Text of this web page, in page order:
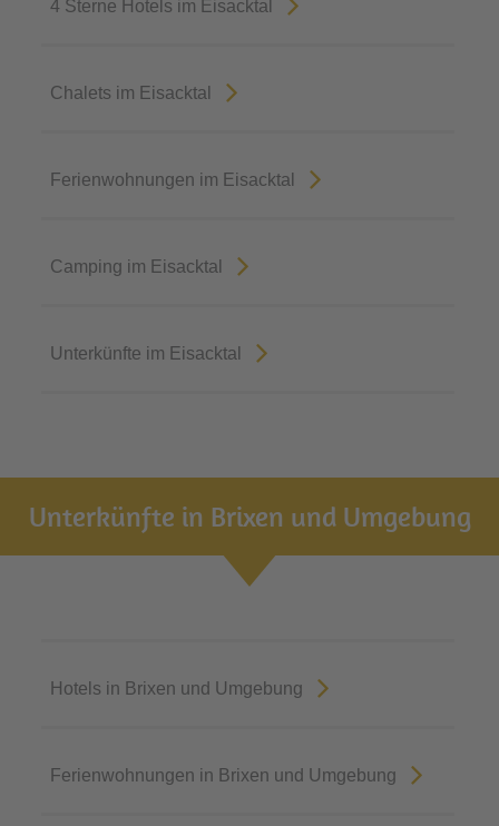
4 Sterne Hotels im Eisacktal
Chalets im Eisacktal
Ferienwohnungen im Eisacktal
Camping im Eisacktal
Unterkünfte im Eisacktal
Unterkünfte in Brixen und Umgebung
Hotels in Brixen und Umgebung
Ferienwohnungen in Brixen und Umgebung